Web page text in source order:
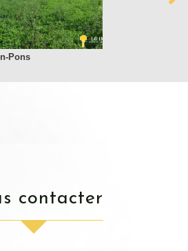
Pons
contacter